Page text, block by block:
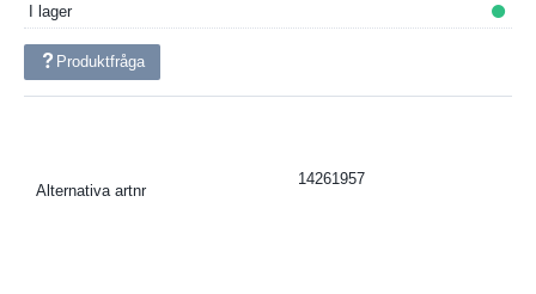
I lager
Produktfråga
Alternativa artnr
14261957